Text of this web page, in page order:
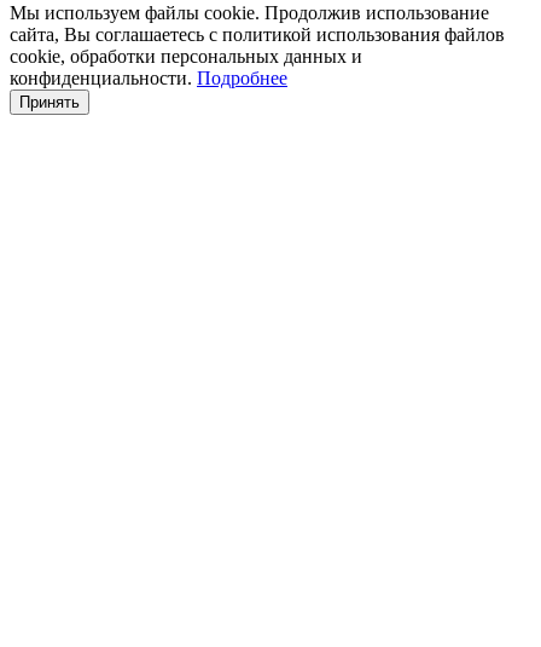
Мы используем файлы cookie. Продолжив использование
сайта, Вы соглашаетесь с политикой использования файлов
cookie, обработки персональных данных и
конфиденциальности. Подробнее
Принять